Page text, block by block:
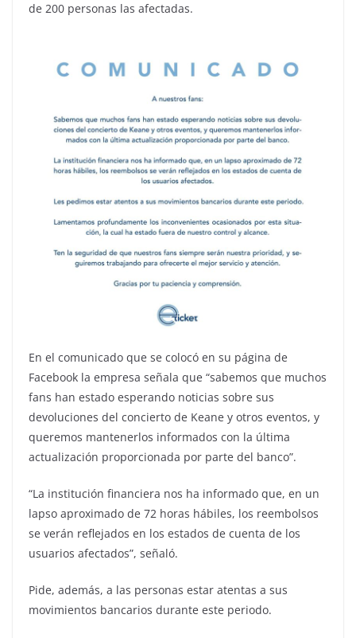
de 200 personas las afectadas.
En el comunicado que se colocó en su página de
Facebook la empresa señala que “sabemos que muchos
fans han estado esperando noticias sobre sus
devoluciones del concierto de Keane y otros eventos, y
queremos mantenerlos informados con la última
actualización proporcionada por parte del banco”.
“La institución financiera nos ha informado que, en un
lapso aproximado de 72 horas hábiles, los reembolsos
se verán reflejados en los estados de cuenta de los
usuarios afectados”, señaló.
Pide, además, a las personas estar atentas a sus
movimientos bancarios durante este periodo.